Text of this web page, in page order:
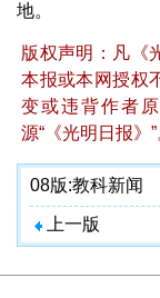
地。
版权声明：凡《
本报或本网授权
变或违背作者
源“《光明日报》”
08版:教科新闻
上一版